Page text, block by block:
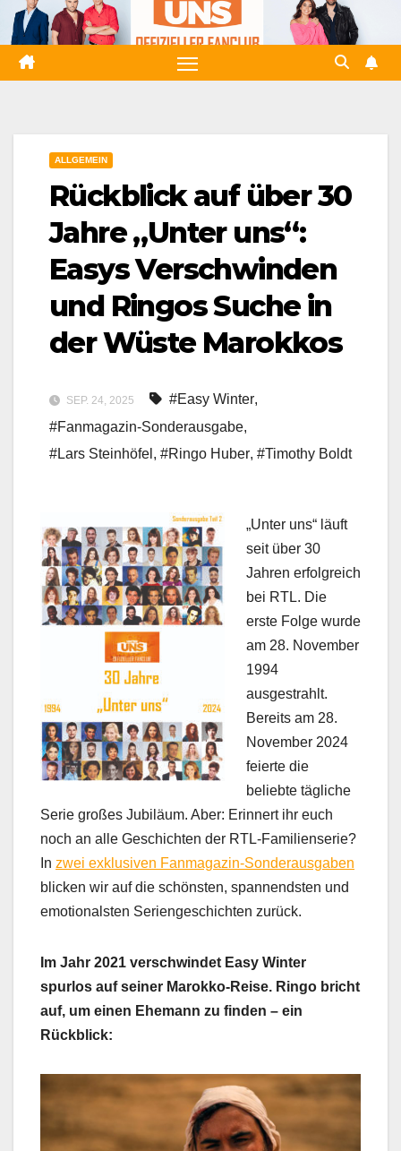
Zum
Inhalt
springen
ALLGEMEIN
Rückblick auf über 30
Jahre „Unter uns“:
Easys Verschwinden
und Ringos Suche in
der Wüste Marokkos
SEP. 24, 2025 #Easy Winter,
#Fanmagazin-Sonderausgabe,
#Lars Steinhöfel , #Ringo Huber, #Timothy Boldt
„Unter uns“ läuft
seit über 30
Jahren erfolgreich
bei RTL. Die
erste Folge wurde
am 28. November
1994
ausgestrahlt.
Bereits am 28.
November 2024
feierte die
beliebte tägliche
Serie großes Jubiläum. Aber: Erinnert ihr euch
noch an alle Geschichten der RTL-Familienserie?
In zwei exklusiven Fanmagazin-Sonderausgaben
blicken wir auf die schönsten, spannendsten und
emotionalsten Seriengeschichten zurück.
Im Jahr 2021 verschwindet Easy Winter
spurlos auf seiner Marokko-Reise. Ringo bricht
auf, um einen Ehemann zu finden – ein
Rückblick: